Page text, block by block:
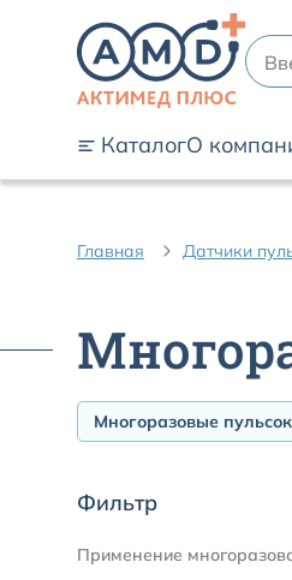
КаталогО
Главная Датчики
Многоразовые
Фильтр
Применение